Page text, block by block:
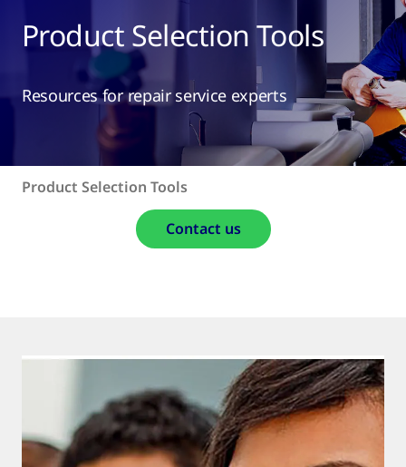
Product Selection Tools
Resources for repair service experts
Product Selection Tools
Contact us